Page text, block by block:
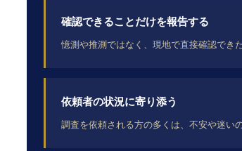
確認できることだけを報告する
憶測や推測ではなく、現地で直接確認でき
依頼者の状況に寄り添う
調査を依頼される方の多くは、不安や迷い